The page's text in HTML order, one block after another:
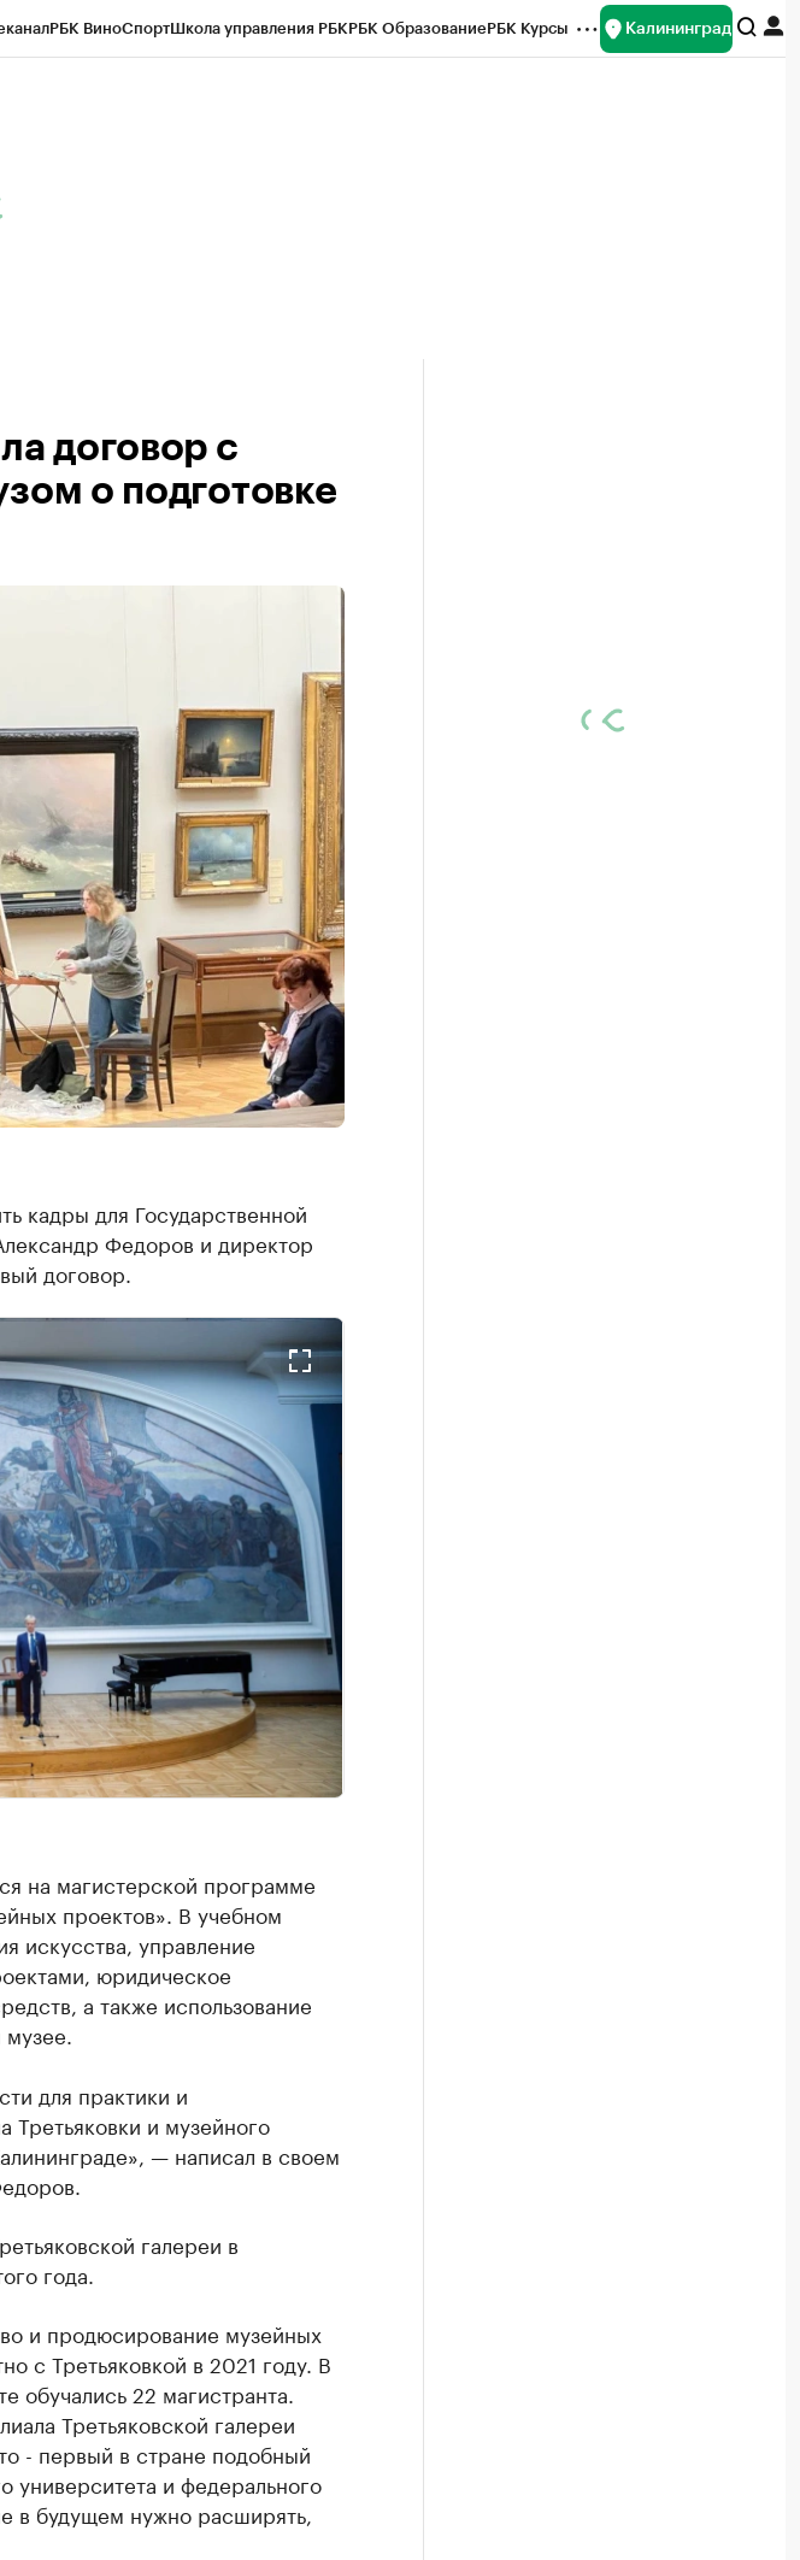
РБК ВиноСпортШкола управления РБКРБК ОбразованиеРБК Курсы Калининград
договор с
о подготовке
кадры для Государственной
Федоров и директор
договор.
на магистерской программе
проектов». В учебном
искусства, управление
юридическое
а также использование
для практики и
Третьяковки и музейного
— написал в своем
галереи в
года.
и продюсирование музейных
с Третьяковкой в 2021 году. В
обучались 22 магистранта.
Третьяковской галереи
- первый в стране подобный
университета и федерального
в будущем нужно расширять,